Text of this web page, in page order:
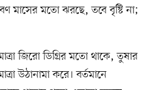
মাসের মতো ঝরছে, তবে বৃষ্টি না;
জিরো ডিগ্রির মতো থাকে, তুষার
উঠানামা করে। বর্তমানে